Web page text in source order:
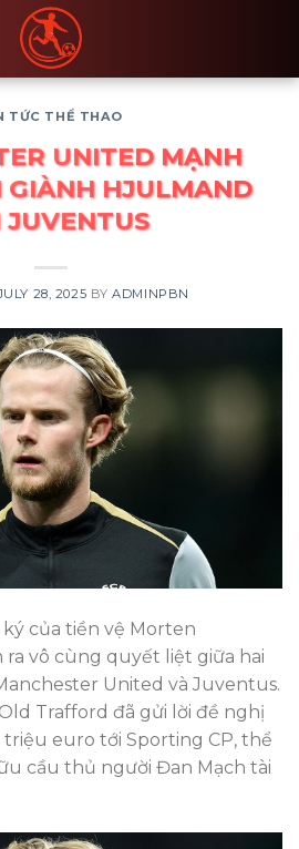
TỨC THỂ THAO
UNITED MẠNH
GIÀNH HJULMAND
JUVENTUS
28, 2025 BYADMINPBN
của tiền vệ Morten
vô cùng quyết liệt giữa hai
United và Juventus.
Trafford đã gửi lời đề nghị
euro tới Sporting CP, thể
cầu thủ người Đan Mạch tài